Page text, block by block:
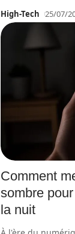
High-Tech 25/07/
Comment
sombre
la nuit